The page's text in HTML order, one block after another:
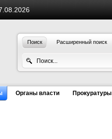
Поиск Расширенный поиск
Органы власти Прокуратуры